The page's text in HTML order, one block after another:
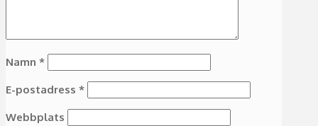
Namn *
E-postadress *
Webbplats